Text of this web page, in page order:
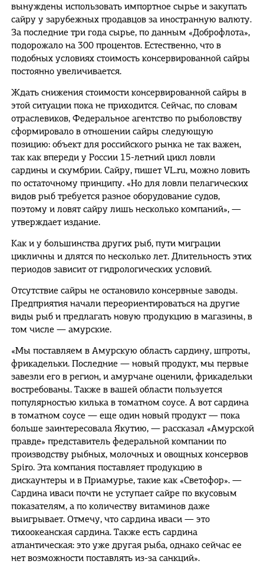
вынуждены использовать импортное сырье и закупать
сайру у зарубежных продавцов за иностранную валюту.
За последние три года сырье, по данным «Доброфлота»,
подорожало на 300 процентов. Естественно, что в
подобных условиях стоимость консервированной сайры
постоянно увеличивается.
Ждать снижения стоимости консервированной сайры в
этой ситуации пока не приходится. Сейчас, по словам
отраслевиков, Федеральное агентство по рыболовству
сформировало в отношении сайры следующую
позицию: объект для российского рынка не так важен,
так как впереди у России 15-летний цикл ловли
сардины и скумбрии. Сайру, пишет VL.ru, можно ловить
по остаточному принципу. «Но для ловли пелагических
видов рыб требуется разное оборудование судов,
поэтому и ловят сайру лишь несколько компаний», —
утверждает издание.
Как и у большинства других рыб, пути миграции
цикличны и длятся по несколько лет. Длительность этих
периодов зависит от гидрологических условий.
Отсутствие сайры не остановило консервные заводы.
Предприятия начали переориентироваться на другие
виды рыб и предлагать новую продукцию в магазины, в
том числе — амурские.
«Мы поставляем в Амурскую область сардину, шпроты,
фрикадельки. Последние — новый продукт, мы первые
завезли его в регион, и амурчане оценили, фрикадельки
востребованы. Также в вашей области пользуется
популярностью килька в томатном соусе. А вот сардина
в томатном соусе — еще один новый продукт — пока
больше заинтересовала Якутию, — рассказал «Амурской
правде» представитель федеральной компании по
производству рыбных, молочных и овощных консервов
Spiro. Эта компания поставляет продукцию в
дискаунтеры и в Приамурье, такие как «Светофор». —
Сардина иваси почти не уступает сайре по вкусовым
показателям, а по количеству витаминов даже
выигрывает. Отмечу, что сардина иваси — это
тихоокеанская сардина. Также есть сардина
атлантическая: это уже другая рыба, однако сейчас ее
нет возможности поставлять из-за санкций».